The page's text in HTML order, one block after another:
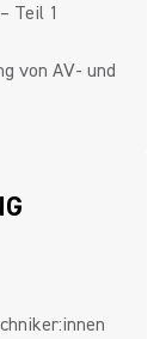
Teil 1
von AV‑ und